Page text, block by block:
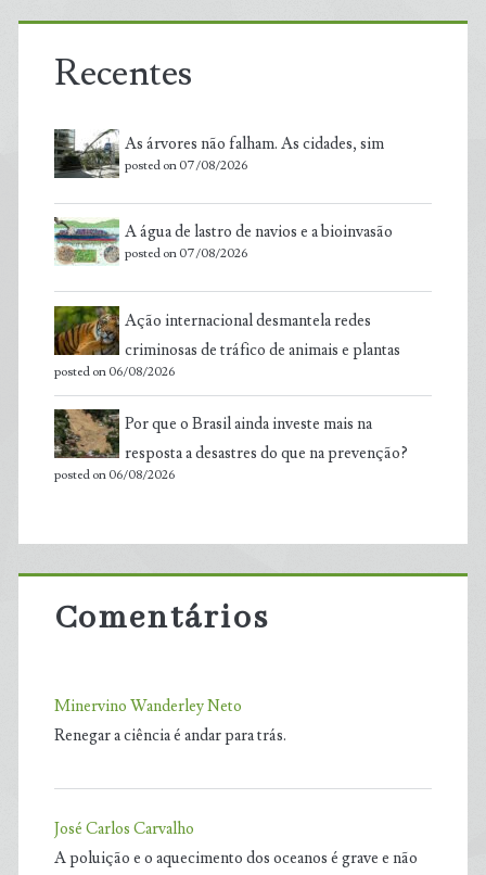
Recentes
As árvores não falham. As cidades, sim
posted on 07/08/2026
A água de lastro de navios e a bioinvasão
posted on 07/08/2026
Ação internacional desmantela redes
criminosas de tráfico de animais e plantas
posted on 06/08/2026
Por que o Brasil ainda investe mais na
resposta a desastres do que na prevenção?
posted on 06/08/2026
Comentários
Minervino Wanderley Neto
Renegar a ciência é andar para trás.
José Carlos Carvalho
A poluição e o aquecimento dos oceanos é grave e não